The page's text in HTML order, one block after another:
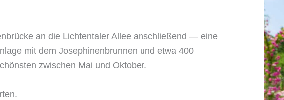
an die Lichtentaler Allee anschließend — eine
mit dem Josephinenbrunnen und etwa 400
zwischen Mai und Oktober.